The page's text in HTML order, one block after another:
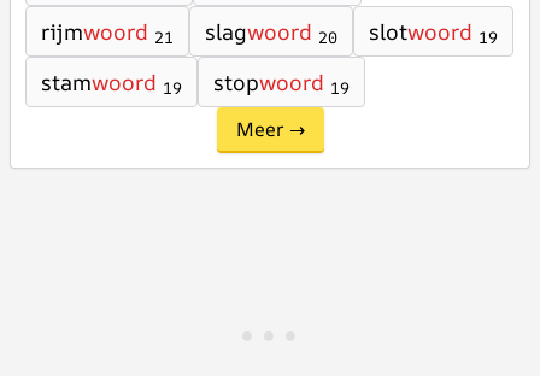
rijmwoord 21 slagwoord 20 slotwoord 19
stamwoord 19 stopwoord 19
Meer →